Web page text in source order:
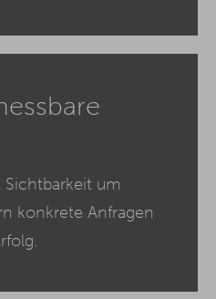
um
konkrete Anfragen